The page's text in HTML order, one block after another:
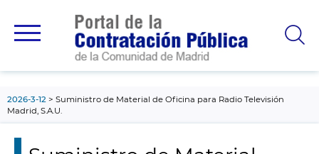
principal
2026-3-12
Suministro de Material de Oficina para Radio Televisión
Madrid, S.A.U.